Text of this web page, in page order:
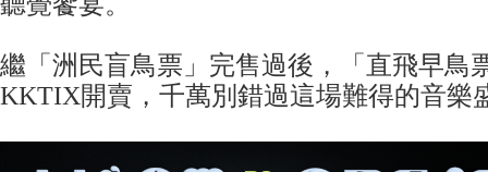
繼「洲民盲鳥票」完售過後，「直飛早鳥
KKTIX開賣，千萬別錯過這場難得的音樂